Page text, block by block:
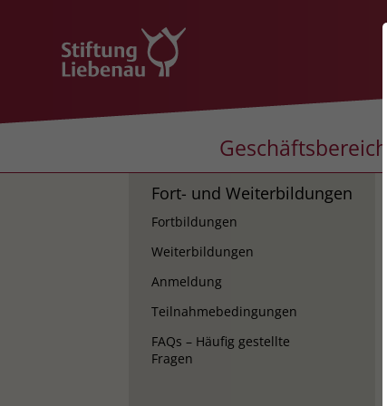
Geschäftsbereiche
Fort- und Weiterbildungen
Fortbildungen
Weiterbildungen
Anmeldung
Teilnahmebedingungen
FAQs – Häufig gestellte
Fragen